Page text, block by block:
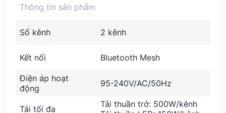
Thông tin sản phẩm
Số kênh 2 kênh
Kết nối Bluetooth Mesh
Điện áp hoạt
động
95-240V/AC/50Hz
Tải tối đa
Tải thuần trở: 500W/kênh